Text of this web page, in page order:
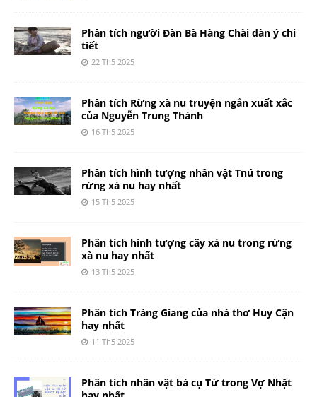
Phân tích người Đàn Bà Hàng Chài dàn ý chi
tiết
22 Th5 2025
Phân tích Rừng xà nu truyện ngắn xuất xắc
của Nguyễn Trung Thành
16 Th5 2025
Phân tích hình tượng nhân vật Tnú trong
rừng xà nu hay nhất
15 Th5 2025
Phân tích hình tượng cây xà nu trong rừng
xà nu hay nhất
13 Th5 2025
Phân tích Tràng Giang của nhà thơ Huy Cận
hay nhất
11 Th5 2025
Phân tích nhân vật bà cụ Tứ trong Vợ Nhặt